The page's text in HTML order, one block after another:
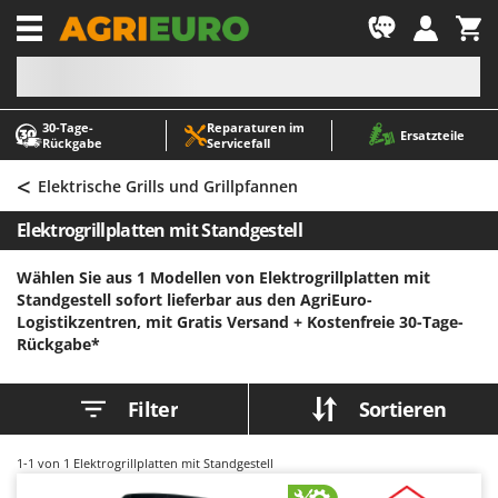
30‑Tage-
Rückgabe
Reparaturen im
Servicefall
Ersatzteile
-1
A
Abbeermaschinen - Traubenmühlen
Abfüllgeräte
Akku Gartenscheren
Akku Gras- und Strauchscheren
Akku-Stichsägen
Allzwecktransporter - Motorschubkarren
Alu-Teleskopleitern
Anbaubagger Heckbagger für Traktoren
Arbeitsschutzkleidung
Astkettensägen - Hochentaster
A
ABAC
AgriEuro Premium
AgriEuro TOP-LINE
AGT
Aima
Airmec
AL-KO
ALA 2000
Alce
< Elektrische Grills und Grillpfannen
Elektrogrillplatten mit Standgestell
Wählen Sie aus 1 Modellen von Elektrogrillplatten mit
Standgestell sofort lieferbar aus den AgriEuro-
Logistikzentren, mit Gratis Versand + Kostenfreie 30-Tage-
Rückgabe*
Filter Sortieren
1-1 von 1 Elektrogrillplatten mit Standgestell